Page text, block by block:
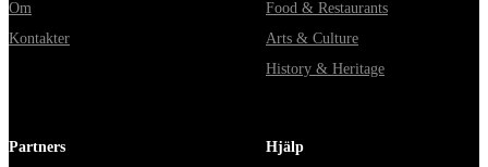
Om
Kontakter
Food & Restaurants
Arts & Culture
History & Heritage
Partners Hjälp